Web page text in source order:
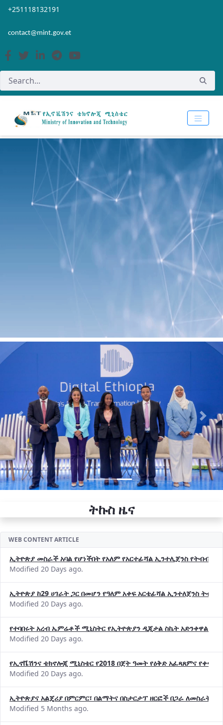
Skip to Main Content
Open Accessibility Menu
+251118132191
contact@mint.gov.et
Previous Next
ትኩስ ዜና
WEB CONTENT ARTICLE
ኢትዮጵያ መስራች አባል የሆነችበት የአለም የአርተፊሻል ኢንተሊጀንስ የትብብር
Modified 20 Days ago.
ኢትዮጵያ ከ29 ሀገራት ጋር በመሆን የዓለም አቀፍ አርቴፊሻል ኢንተለጀንስ
Modified 20 Days ago.
የተባበሩት አረብ ኤምሬቶች ሚኒስትር የኢትዮጵያን ዲጂታል ስኬት አድንቀዋል
Modified 20 Days ago.
የኢኖቬሽንና ቴክኖሎጂ ሚኒስቴር የ2018 በጀት ዓመት የዕቅድ አፈጻጸምና
Modified 20 Days ago.
ኢትዮጵያና አልጄሪያ በምርምር፣ በልማትና በስታርታፕ ዘርፎች በጋራ ለመስራት
Modified 5 Months ago.